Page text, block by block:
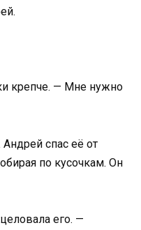
крепче. — Мне нужно
Андрей спас её от
по кусочкам. Он
его. —